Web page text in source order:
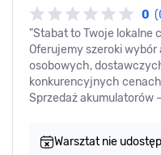
0
"Stabat to Twoje lokalne
Oferujemy szeroki
osobowych,
konkurencyjnych
Sprzedaż akumulatorów
Warsztat nie